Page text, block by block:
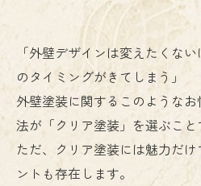
「外壁デザインは変えたくな
のタイミングがきてしまう」
外壁塗装に関するこのような
法が「クリア塗装」を選ぶこと
ただ、クリア塗装には魅力だ
ントも存在します。